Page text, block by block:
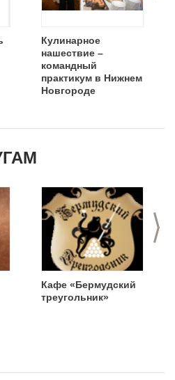
Кулинарное
нашествие –
командный
практикум в Нижнем
Новгороде
>
Кафе «Бермудский
треугольник»